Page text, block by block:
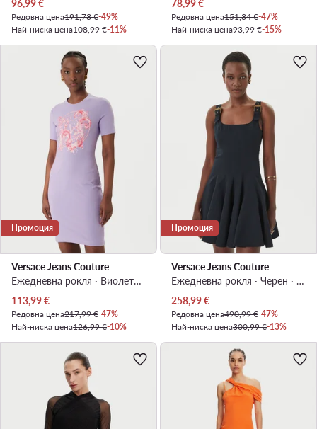
Актуална цена
96,99€
Редовна цена191,73 €-49%
Най-ниска цена108,99 €-11%
Актуална цена
78,99€
Редовна цена151,34 €-47%
Най-ниска цена93,99 €-15%
Промоция
Versace Jeans Couture
Ежедневна рокля · Виолетов · Мини
Актуална цена
113,99€
Редовна цена217,99 €-47%
Най-ниска цена126,99 €-10%
Промоция
Versace Jeans Couture
Ежедневна рокля · Черен · Мини
Актуална цена
258,99€
Редовна цена490,99 €-47%
Най-ниска цена300,99 €-13%